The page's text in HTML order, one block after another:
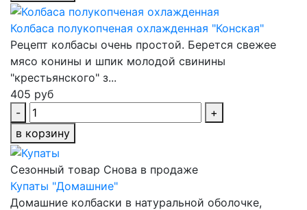
Колбаса полукопченая охлажденная "Конская"
Рецепт колбасы очень простой. Берется свежее
мясо конины и шпик молодой свинины
"крестьянского" з...
405 руб
-
+
в корзину
Сезонный товар Снова в продаже
Купаты "Домашние"
Домашние колбаски в натуральной оболочке,